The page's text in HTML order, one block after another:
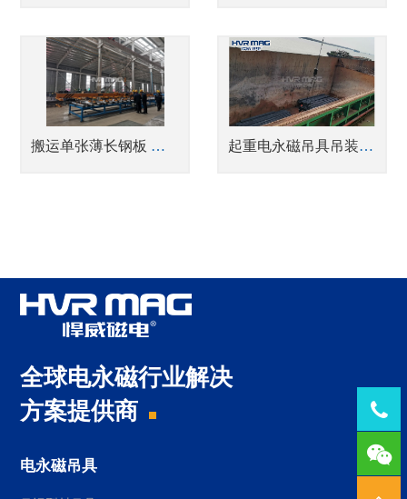
搬运单张薄长钢板 不粘板就用电永磁吊具 起重电永磁吊具吊装案例-港口圆管吊装【悍威磁电】
全球电永磁行业解决
方案提供商
电永磁吊具
Tel：